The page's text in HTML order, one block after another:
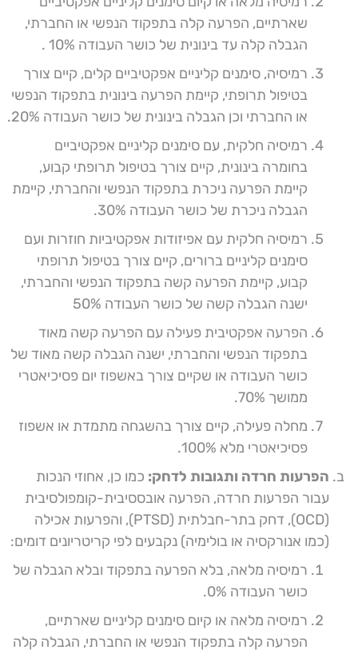
שארתיים, הפרעה קלה בתפקוד הנפשי או החברתי,
הגבלה קלה עד בינונית של כושר העבודה 10% .
רמיסיה, סימנים קליניים אפקטיביים קלים, קיים צורך
בטיפול תרופתי, קיימת הפרעה בינונית בתפקוד הנפשי
או החברתי וכן הגבלה בינונית של כושר העבודה 20%.
רמיסיה חלקית, עם סימנים קליניים אפקטיביים
בחומרה בינונית, קיים צורך בטיפול תרופתי קבוע,
קיימת הפרעה ניכרת בתפקוד הנפשי והחברתי, קיימת
הגבלה ניכרת של כושר העבודה 30%.
רמיסיה חלקית עם אפיזודות אפקטיביות חוזרות ועם
סימנים קליניים ברורים, קיים צורך בטיפול תרופתי
קבוע, קיימת הפרעה קשה בתפקוד הנפשי והחברתי,
ישנה הגבלה קשה של כושר העבודה 50%
הפרעה אפקטיבית פעילה עם הפרעה קשה מאוד
בתפקוד הנפשי והחברתי, ישנה הגבלה קשה מאוד של
כושר העבודה או שקיים צורך באשפוז יום פסיכיאטרי
ממושך 70%.
מחלה פעילה, קיים צורך בהשגחה מתמדת או אשפוז
פסיכיאטרי מלא 100%.
הפרעות חרדה ותגובות לדחק: כמו כן, אחוזי הנכות
עבור הפרעות חרדה, הפרעה אובססיבית-קומפולסיבית
(OCD), דחק בתר-חבלתית (PTSD), והפרעות אכילה
(כמו אנורקסיה או בולימיה) נקבעים לפי קריטריונים דומים:
רמיסיה מלאה, בלא הפרעה בתפקוד ובלא הגבלה של
כושר העבודה 0%.
רמיסיה מלאה או קיום סימנים קליניים שארתיים,
הפרעה קלה בתפקוד הנפשי או החברתי, הגבלה קלה